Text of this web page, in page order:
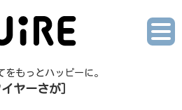
をもっとハッピーに。
イヤーさが］